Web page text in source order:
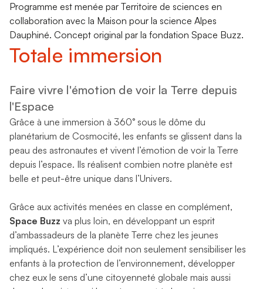
Programme est menée par Territoire de sciences en
collaboration avec la Maison pour la science Alpes
Dauphiné. Concept original par la fondation Space Buzz.
Totale immersion
Faire vivre l'émotion de voir la Terre depuis
l'Espace
Grâce à une immersion à 360° sous le dôme du
planétarium de Cosmocité, les enfants se glissent dans la
peau des astronautes et vivent l’émotion de voir la Terre
depuis l’espace. Ils réalisent combien notre planète est
belle et peut-être unique dans l’Univers.
Grâce aux activités menées en classe en complément,
Space Buzz va plus loin, en développant un esprit
d’ambassadeurs de la planète Terre chez les jeunes
impliqués. L’expérience doit non seulement sensibiliser les
enfants à la protection de l’environnement, développer
chez eux le sens d’une citoyenneté globale mais aussi